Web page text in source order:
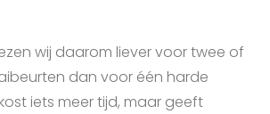
wij daarom liever voor twee of
dan voor één harde
iets meer tijd, maar geeft